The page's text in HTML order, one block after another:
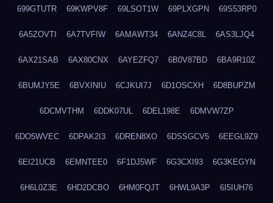
699GTUTR 69KWPV8F 69LSOT1W 69PLXGPN 69S53RP0
6A5ZOVTI 6A7TVFIW 6AMAWT34 6ANZ4C8L 6AS3LJQ4
6AX21SAB 6AX80CNX 6AYEZFQ7 6B0V87BD 6BA9R10Z
6BUMJY5E 6BVXINIU 6CJKUI7J 6D1OSCXH 6D8BUPZM
6DCMVTHM 6DDK07UL 6DEL198E 6DMVW7ZP
6DO5WVEC 6DPAK2I3 6DREN8XO 6DSSGCV5 6EEGL9Z9
6EI21UCB 6EMNTEE0 6F1DJ5WF 6G3CXI93 6G3KEGYN
6H6L0Z3E 6HD2DCBO 6HM0FQJT 6HWL9A3P 6I5IUH76